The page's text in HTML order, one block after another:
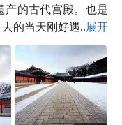
产的古代宫殿。也是
的当天刚好遇...展开